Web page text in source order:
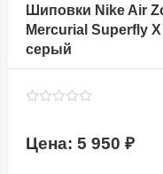
Шиповки Nike Air
Mercurial Superfly X
серый
5 950